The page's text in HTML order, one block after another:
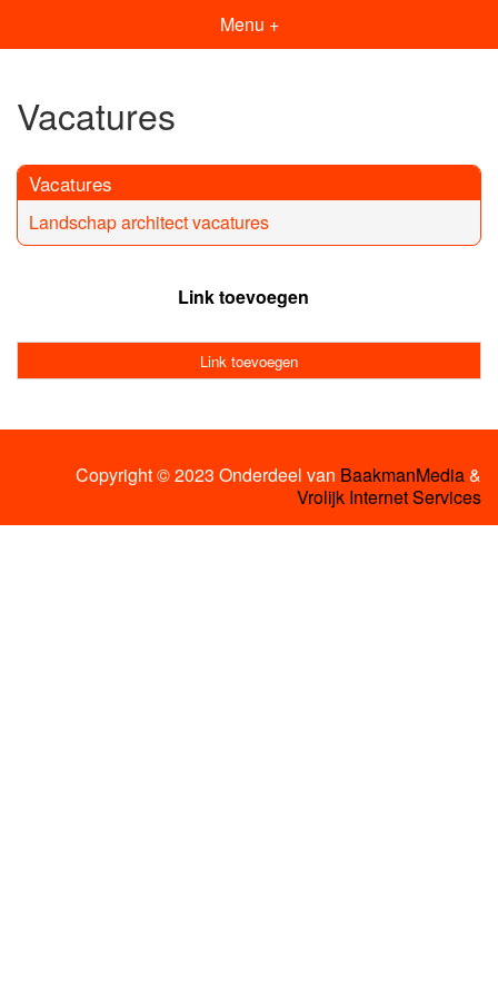
Menu +
Vacatures
Vacatures
Landschap architect vacatures
Link toevoegen
Link toevoegen
Copyright © 2023 Onderdeel van BaakmanMedia&
Vrolijk Internet Services